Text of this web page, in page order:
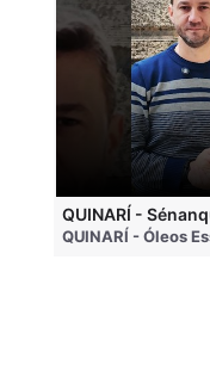
QUINARÍ - Óleos